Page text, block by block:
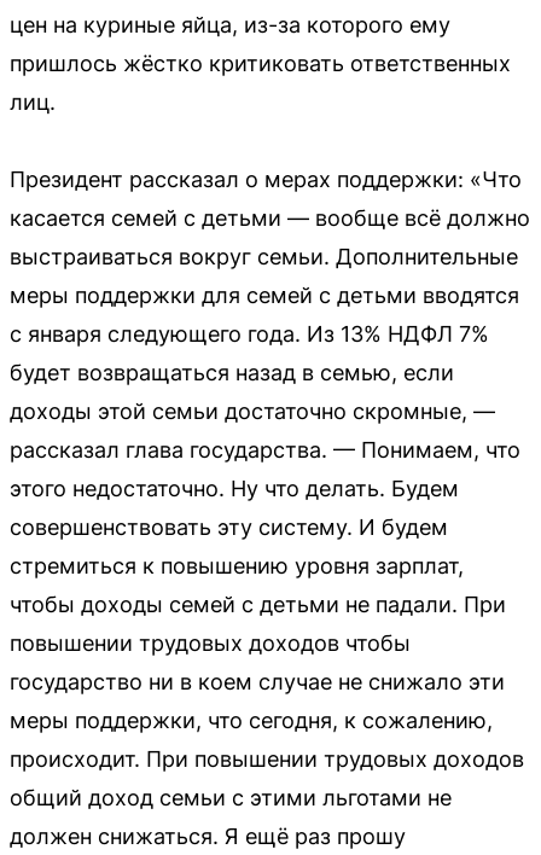
цен на куриные яйца, из-за которого ему
пришлось жёстко критиковать ответственных
лиц.
Президент рассказал о мерах поддержки: «Что
касается семей с детьми — вообще всё должно
выстраиваться вокруг семьи. Дополнительные
меры поддержки для семей с детьми вводятся
с января следующего года. Из 13% НДФЛ 7%
будет возвращаться назад в семью, если
доходы этой семьи достаточно скромные, —
рассказал глава государства. — Понимаем, что
этого недостаточно. Ну что делать. Будем
совершенствовать эту систему. И будем
стремиться к повышению уровня зарплат,
чтобы доходы семей с детьми не падали. При
повышении трудовых доходов чтобы
государство ни в коем случае не снижало эти
меры поддержки, что сегодня, к сожалению,
происходит. При повышении трудовых доходов
общий доход семьи с этими льготами не
должен снижаться. Я ещё раз прошу